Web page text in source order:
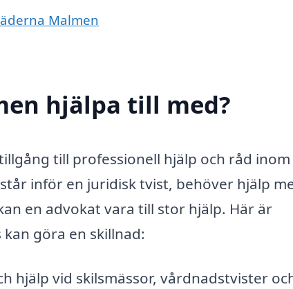
Malmen
hjälpa till med?
till professionell hjälp och råd inom
inför en juridisk tvist, behöver hjälp
en advokat vara till stor hjälp. Här är
göra en skillnad:
hjälp vid skilsmässor, vårdnadstvister